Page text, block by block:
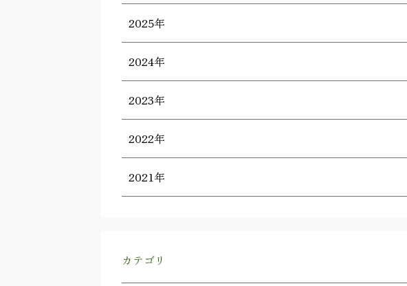
2025年
2024年
2023年
2022年
2021年
カテゴリ